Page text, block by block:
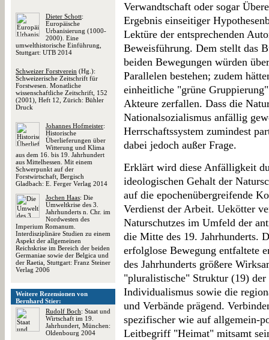
Dieter Schott:
Europäische
Urbanisierung (1000-
2000). Eine
umwelthistorische Einführung,
Stuttgart: UTB 2014
Schweizer Forstverein (Hg.):
Schweizerische Zeitschrift für
Forstwesen. Monatliche
wissenschaftliche Zeitschrift, 152
(2001), Heft 12, Zürich: Bühler
Druck
Johannes Hofmeister:
Historische
Überlieferungen über
Witterung und Klima
aus dem 16. bis 19. Jahrhundert
aus Mittelhessen. Mit einem
Schwerpunkt auf der
Forstwirtschaft, Bergisch
Gladbach: E. Ferger Verlag 2014
Jochen Haas: Die
Umweltkrise des 3.
Jahrhunderts n. Chr. im
Nordwesten des
Imperium Romanum.
Interdisziplinäre Studien zu einem
Aspekt der allgemeinen
Reichskrise im Bereich der beiden
Germaniae sowie der Belgica und
der Raetia, Stuttgart: Franz Steiner
Verlag 2006
Weitere Rezensionen von
Bernhard Stier:
Rudolf Boch: Staat und
Wirtschaft im 19.
Jahrhundert, München:
Oldenbourg 2004
Verwandtschaft oder sogar
Ergebnis einseitiger
Lektüre der entsprechenden
Beweisführung. Dem stellt das
beiden Bewegungen würden
Parallelen bestehen; zudem
einheitliche "grüne
Akteure zerfallen. Dass die
Nationalsozialismus anfällig
Herrschaftssystem zumindest
dabei jedoch außer Frage.
Erklärt wird diese Anfälligkeit
ideologischen Gehalt der
auf die epochenübergreifende
Verdienst der Arbeit. Uekötter
Naturschutzes im Umfeld der
die Mitte des 19. Jahrhunderts.
erfolglose Bewegung entfaltete
des Jahrhunderts größere
"pluralistische" Struktur (19)
Individualismus sowie die
und Verbände prägend.
spezifischer wie auf allgemein-
Leitbegriff "Heimat" mitsamt